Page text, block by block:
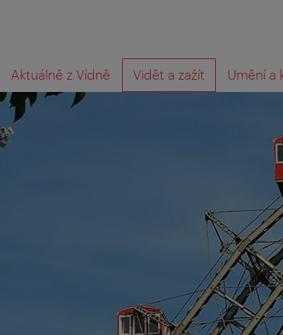
na
procházení
k obsahu
Aktuálně z Vídně Vidět a zažít Umění a
Co
hledáte?